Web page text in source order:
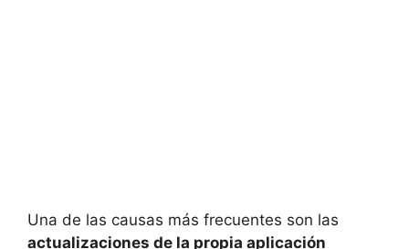
Una de las causas más frecuentes son las
actualizaciones de la propia aplicación